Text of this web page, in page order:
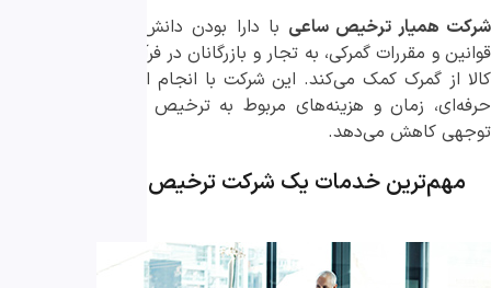
شرکت‌ همیار ترخیص ساعی با دارا بودن دانش تخصصی در زمینه
قوانین و مقررات گمرکی، به تجار و بازرگانان در فرآیند پیچیده ترخیص
کالا از گمرک کمک می‌کند. این شرکت‌ با انجام امور گمرکی به صورت
حرفه‌ای، زمان و هزینه‌های مربوط به ترخیص کالا را به طور قابل
توجهی کاهش می‌دهد.
مهم‌ترین خدمات یک شرکت ترخیص کالا عبارتند از: